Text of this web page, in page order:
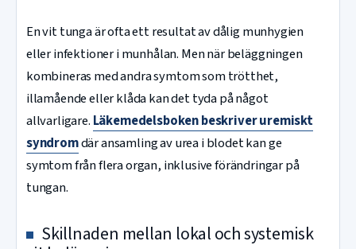
En vit tunga är ofta ett resultat av dålig munhygien
eller infektioner i munhålan. Men när beläggningen
kombineras med andra symtom som trötthet,
illamående eller klåda kan det tyda på något
allvarligare. Läkemedelsboken beskriver uremiskt
syndromdär ansamling av urea i blodet kan ge
symtom från flera organ, inklusive förändringar på
tungan.
Skillnaden mellan lokal och systemisk